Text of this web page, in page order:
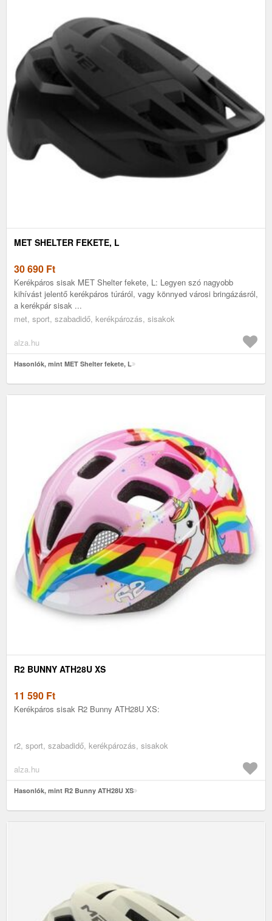
MET SHELTER FEKETE, L
30 690 Ft
Kerékpáros sisak MET Shelter fekete, L: Legyen szó nagyobb
kihívást jelentő kerékpáros túráról, vagy könnyed városi bringázásról,
a kerékpár sisak ...
met, sport, szabadidő, kerékpározás, sisakok
alza.hu
Hasonlók, mint MET Shelter fekete, L
R2 BUNNY ATH28U XS
11 590 Ft
Kerékpáros sisak R2 Bunny ATH28U XS:
r2, sport, szabadidő, kerékpározás, sisakok
alza.hu
Hasonlók, mint R2 Bunny ATH28U XS